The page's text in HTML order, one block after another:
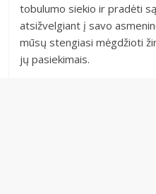
tobulumo siekio ir pradėti
atsižvelgiant į savo
mūsų stengiasi mėgdžioti
jų pasiekimais.